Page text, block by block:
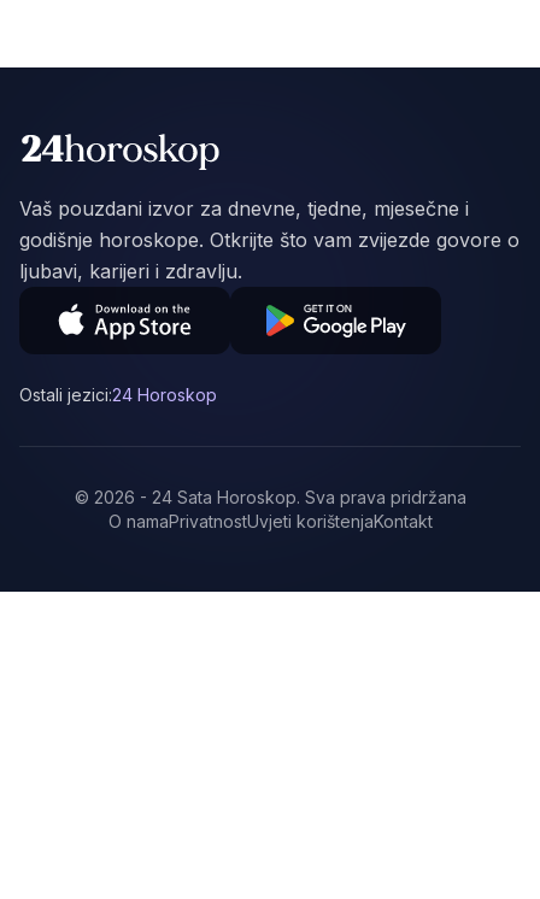
Vaš pouzdani izvor za dnevne, tjedne, mjesečne i
godišnje horoskope. Otkrijte što vam zvijezde govore o
ljubavi, karijeri i zdravlju.
Ostali jezici:24 Horoskop
© 2026 - 24 Sata Horoskop. Sva prava pridržana
O namaPrivatnostUvjeti korištenjaKontakt